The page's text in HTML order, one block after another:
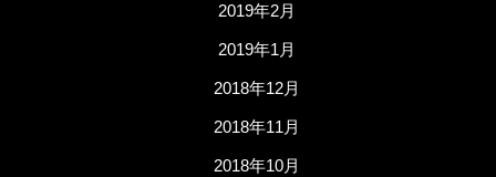
2019年2月
2019年1月
2018年12月
2018年11月
2018年10月